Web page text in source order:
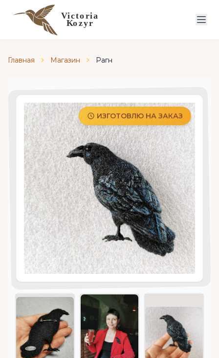
Главная Магазин Рагн
ИЗГОТОВЛЮ НА ЗАКАЗ